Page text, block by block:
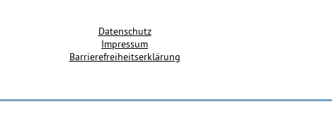
Datenschutz
Impressum
Barrierefreiheitserklärung